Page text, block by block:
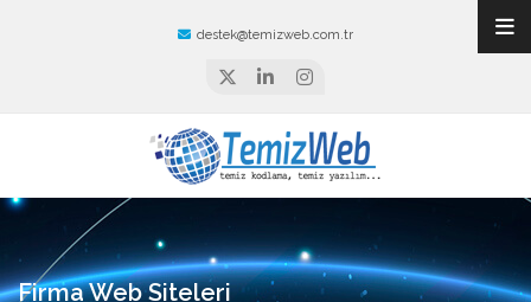
destek@temizweb.com.tr
Firma Web Siteleri